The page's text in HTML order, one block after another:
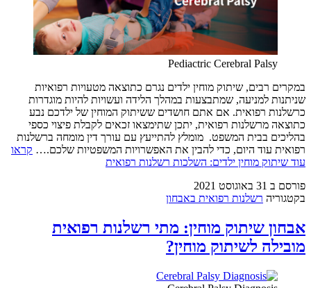
Pediactric Cerebral Palsy
במקרים רבים, שיתוק מוחין ילדים נגרם כתוצאה מטעויות רפואיות
שניתנות למניעה, שמתבצעות במהלך הלידה ועשויות להיות מוגדרות
כרשלנות רפואית. אם אתם חושדים ששיתוק המוחין של ילדכם נבע
כתוצאה מרשלנות רפואית, יתכן שתימצאו זכאים לקבלת פיצוי כספי
בהליכים בבית המשפט. מומלץ להתייעץ עם עורך דין מומחה ברשלנות
רפואית עוד היום, כדי להבין את האפשרויות המשפטיות שלכם.… קראו
עוד שיתוק מוחין ילדים: השלכות רשלנות רפואית
פורסם ב 31 באוגוסט 2021
בקטגוריה רשלנות רפואית באבחון
אבחון שיתוק מוחין: מתי רשלנות רפואית
מובילה לשיתוק מוחין?